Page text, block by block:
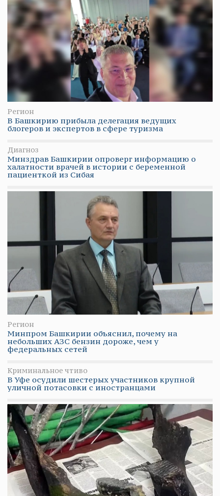
Регион
В Башкирию прибыла делегация ведущих
блогеров и экспертов в сфере туризма
Диагноз
Минздрав Башкирии опроверг информацию о
халатности врачей в истории с беременной
пациенткой из Сибая
Регион
Минпром Башкирии объяснил, почему на
небольших АЗС бензин дороже, чем у
федеральных сетей
Криминальное чтиво
В Уфе осудили шестерых участников крупной
уличной потасовки с иностранцами